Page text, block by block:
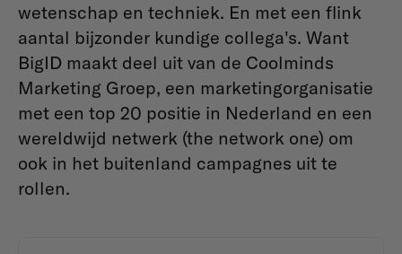
wetenschap en techniek. En met een flink
aantal bijzonder kundige collega's. Want
BigID maakt deel uit van de Coolminds
Marketing Groep, een marketingorganisatie
met een top 20 positie in Nederland en een
wereldwijd netwerk (the network one) om
ook in het buitenland campagnes uit te
rollen.